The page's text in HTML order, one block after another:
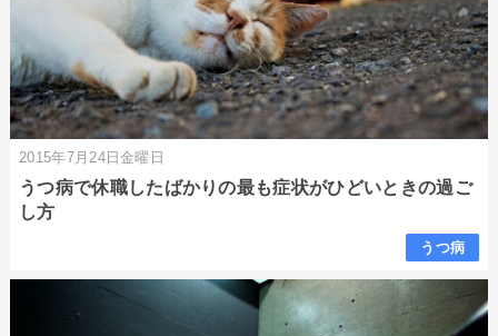
2015年7月24日金曜日
うつ病で休職したばかりの最も症状がひどいときの過ご
し方
うつ病